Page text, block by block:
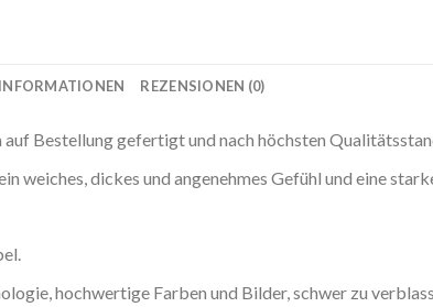
REZENSIONEN (0)
auf Bestellung gefertigt und nach höchsten
weiches, dickes und angenehmes Gefühl und eine
hochwertige Farben und Bilder, schwer zu